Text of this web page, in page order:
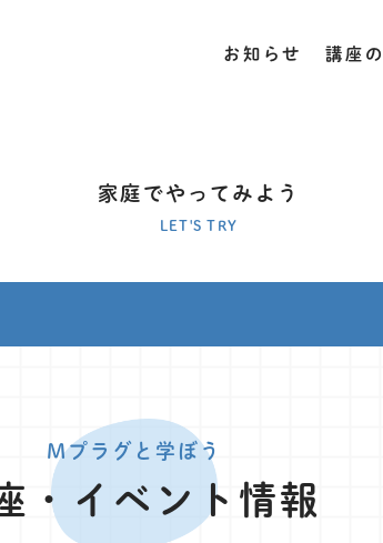
家庭でやってみよう
LET'S TRY
お知らせ 講座
Mプラグと学ぼう
・イベント情報